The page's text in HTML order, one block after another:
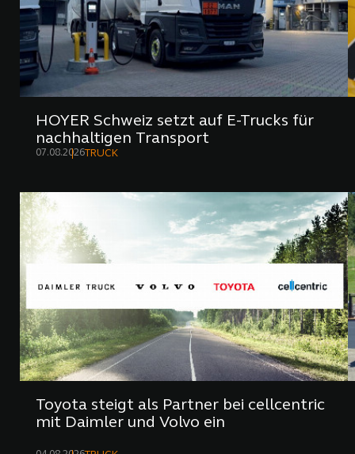
HOYER Schweiz setzt auf E-Trucks für
nachhaltigen Transport
07.08.2026 TRUCK
Toyota steigt als Partner bei cellcentric
mit Daimler und Volvo ein